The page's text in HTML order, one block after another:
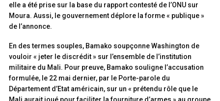
elle a été prise sur la base du rapport contesté de l’ONU sur
Moura. Aussi, le gouvernement déplore la forme « publique »
de l’annonce.
En des termes souples, Bamako soupçonne Washington de
vouloir « jeter le discrédit » sur l’ensemble de l’institution
militaire du Mali. Pour preuve, Bamako souligne l’accusation
formulée, le 22 mai dernier, par le Porte-parole du
Département d’Etat américain, sur un « prétendu rôle que le